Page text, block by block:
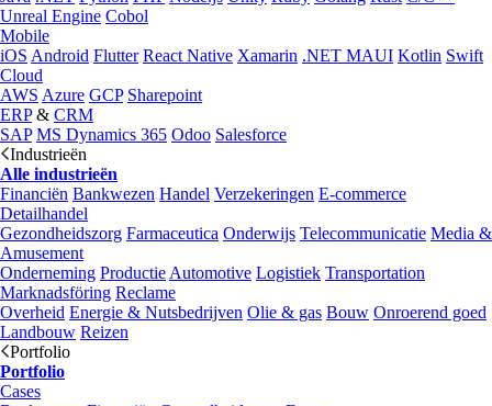
Unreal Engine Cobol
Mobile
iOS Android Flutter React Native Xamarin .NET MAUI Kotlin Swift
Cloud
AWS Azure GCP Sharepoint
ERP& CRM
SAP MS Dynamics 365 Odoo Salesforce
Industrieën
Alle industrieën
Financiën Bankwezen Handel Verzekeringen E-commerce
Detailhandel
Gezondheidszorg Farmaceutica Onderwijs Telecommunicatie Media &
Amusement
Onderneming Productie Automotive Logistiek Transportation
Marknadsföring Reclame
Overheid Energie & Nutsbedrijven Olie & gas Bouw Onroerend goed
Landbouw Reizen
Portfolio
Portfolio
Cases